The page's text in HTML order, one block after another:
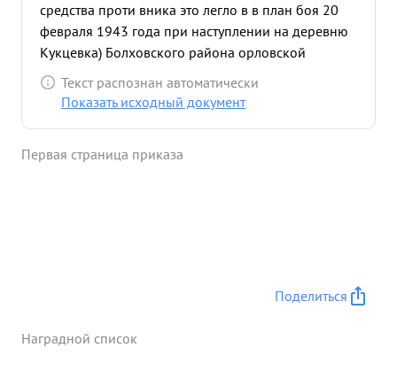
средства проти вника это легло в в план боя 20
февраля 1943 года при наступлении на деревню
Кукцевка) Болховского района орловской
области он лично находился в впередовых
наступающих по дразделениях руководя
обстановки он не медленно появлялся там и
ранен и умер от полученных ран. майоразьюшкин
орденом Отечественная война 2 степени "
Текст распознан автоматически
Показать исходный документ
Первая страница приказа
Поделиться
Наградной список